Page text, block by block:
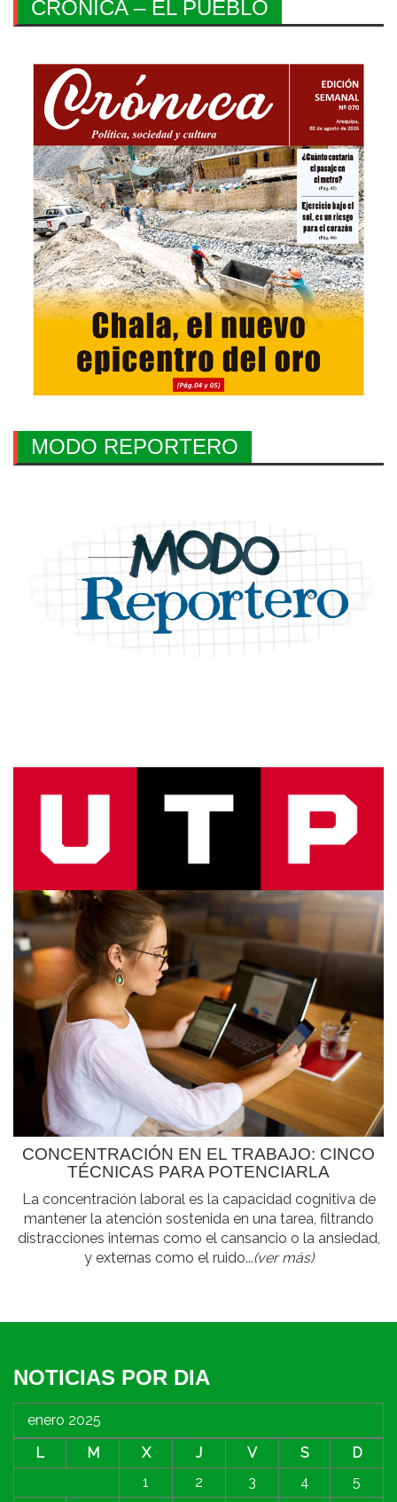
CRONICA – EL PUEBLO
MODO REPORTERO
CONCENTRACIÓN EN EL TRABAJO: CINCO
TÉCNICAS PARA POTENCIARLA
La concentración laboral es la capacidad cognitiva de
mantener la atención sostenida en una tarea, filtrando
distracciones internas como el cansancio o la ansiedad,
y externas como el ruido...(ver más)
NOTICIAS POR DIA
enero 2025
L
M X J V S
D
1
2 3 4 5